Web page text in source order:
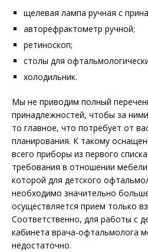
щелевая лампа ручная с
авторефрактометр ручной;
ретиноскоп;
столы для
холодильник.
Мы не приводим полный
принадлежностей, чтобы за
то главное, что потребует от
планирования. К такому
всего приборы из первого
требования в отношении
которой для детского
необходимо значительно
осуществляется прием только
Соответственно, для работы с
кабинета врача-офтальмолога
недостаточно.